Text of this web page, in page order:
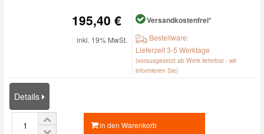
195,40 €
inkl. 19% MwSt.
Versandkostenfrei*
Bestellware:
Lieferzeit 3-5 Werktage
(vorausgesetzt ab Werk lieferbar - wir
informieren Sie)
Details
in den Warenkorb